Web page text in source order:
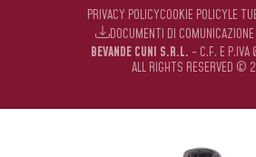
BEVANDE CUNI S.R.L. - C.F. E
ALL RIGHTS RESERVED ©
PRIVACY POLICYCOOKIE POLICYLE
DOCUMENTI DI